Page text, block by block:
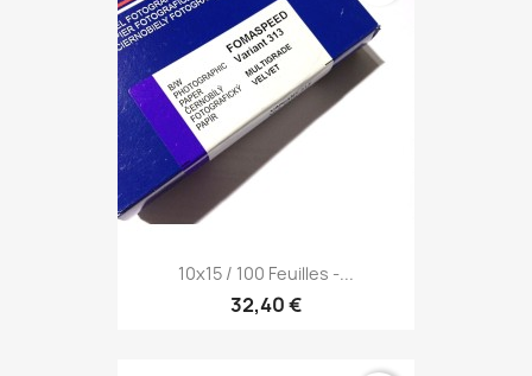
10x15 / 100 Feuilles -...
32,40 €